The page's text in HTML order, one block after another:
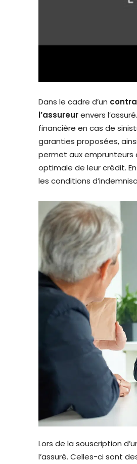
Dans le cadre d’un
l’assureurenvers
financière en cas de
garanties proposées,
permet aux emprunteurs
optimale de leur crédit.
les conditions
Lors de la souscription
l’assuré. Celles-ci sont